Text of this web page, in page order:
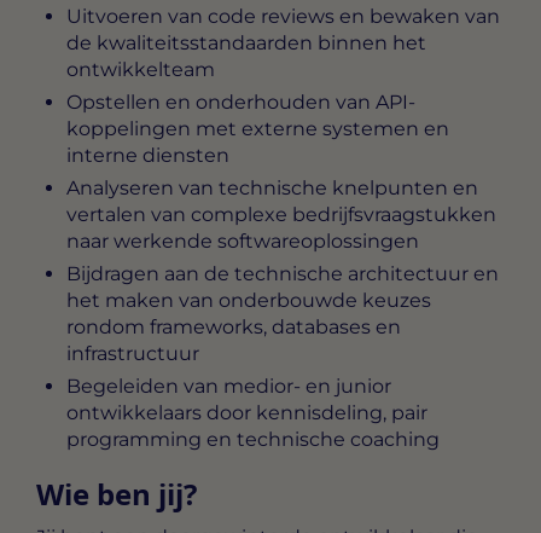
Uitvoeren van code reviews en bewaken van
de kwaliteitsstandaarden binnen het
ontwikkelteam
Opstellen en onderhouden van API-
koppelingen met externe systemen en
interne diensten
Analyseren van technische knelpunten en
vertalen van complexe bedrijfsvraagstukken
naar werkende softwareoplossingen
Bijdragen aan de technische architectuur en
het maken van onderbouwde keuzes
rondom frameworks, databases en
infrastructuur
Begeleiden van medior- en junior
ontwikkelaars door kennisdeling, pair
programming en technische coaching
Wie ben jij?